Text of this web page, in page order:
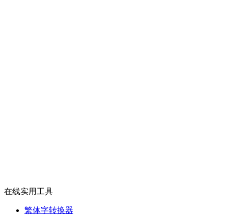
在线实用工具
繁体字转换器